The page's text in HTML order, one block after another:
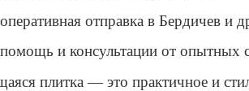
отправка в Бердичев и
и консультации от опытных
плитка — это практичное и